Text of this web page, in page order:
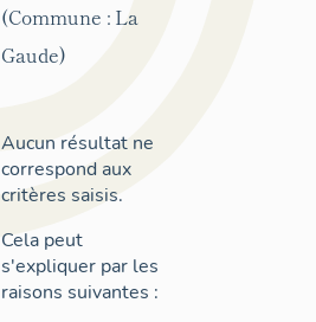
(Commune : La
Gaude)
Aucun résultat ne
correspond aux
critères saisis.
Cela peut
s'expliquer par les
raisons suivantes :